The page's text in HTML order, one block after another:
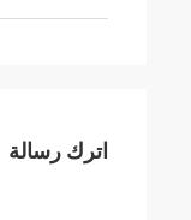
اترك رسالة